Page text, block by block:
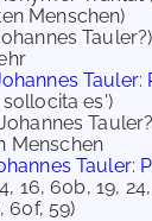
Menschen)
Tauler:
es')
Menschen
Tauler:
16, 60b, 19,
60f, 59)